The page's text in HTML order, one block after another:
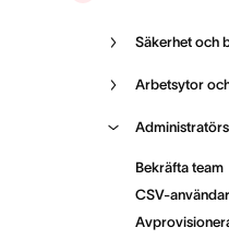
Säkerhet och
Arbetsytor
Bekräfta team
CSV-